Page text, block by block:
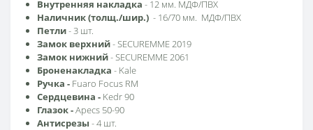
Внутренняя накладка - 12 мм. МДФ/ПВХ
Наличник (толщ./шир.) - 16/70 мм. МДФ/ПВХ
Петли- 3 шт.
Замок верхний- SECUREMME 2019
Замок нижний- SECUREMME 2061
Броненакладка - Kale
Ручка - Fuaro Focus RM
Сердцевина - Kedr 90
Глазок-Apecs 50-90
Антисрезы - 4 шт.